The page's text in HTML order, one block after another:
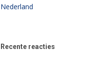
Nederland
Recente reacties